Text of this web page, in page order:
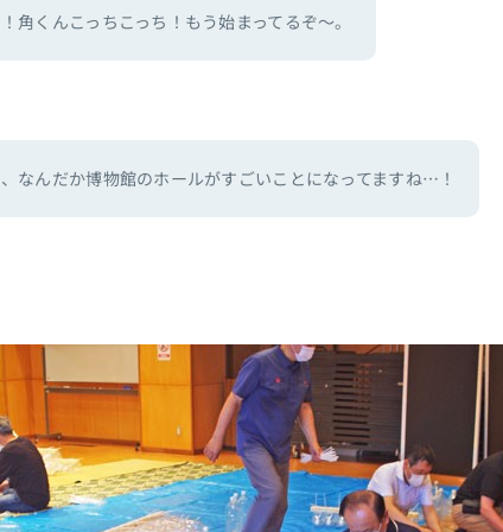
角くんこっちこっち！もう始まってるぞ～。
なんだか博物館のホールがすごいことになってますね…！